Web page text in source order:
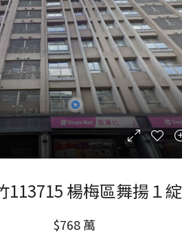
113715 楊梅區舞揚１綻
$768 萬